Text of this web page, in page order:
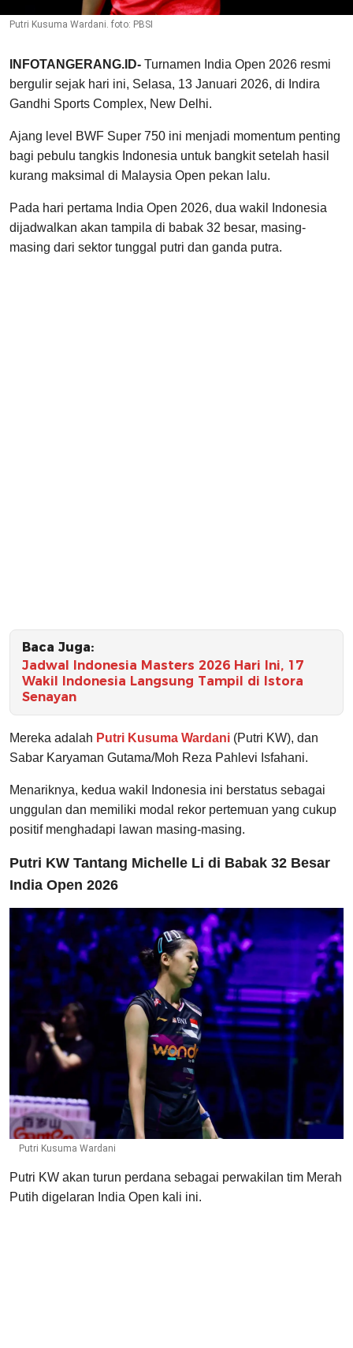
Putri Kusuma Wardani. foto: PBSI
INFOTANGERANG.ID- Turnamen India Open 2026 resmi
bergulir sejak hari ini, Selasa, 13 Januari 2026, di Indira
Gandhi Sports Complex, New Delhi.
Ajang level BWF Super 750 ini menjadi momentum penting
bagi pebulu tangkis Indonesia untuk bangkit setelah hasil
kurang maksimal di Malaysia Open pekan lalu.
Pada hari pertama India Open 2026, dua wakil Indonesia
dijadwalkan akan tampila di babak 32 besar, masing-
masing dari sektor tunggal putri dan ganda putra.
Baca Juga:
Jadwal Indonesia Masters 2026 Hari Ini, 17
Wakil Indonesia Langsung Tampil di Istora
Senayan
Mereka adalah Putri Kusuma Wardani (Putri KW), dan
Sabar Karyaman Gutama/Moh Reza Pahlevi Isfahani.
Menariknya, kedua wakil Indonesia ini berstatus sebagai
unggulan dan memiliki modal rekor pertemuan yang cukup
positif menghadapi lawan masing-masing.
Putri KW Tantang Michelle Li di Babak 32 Besar
India Open 2026
Putri Kusuma Wardani
Putri KW akan turun perdana sebagai perwakilan tim Merah
Putih digelaran India Open kali ini.